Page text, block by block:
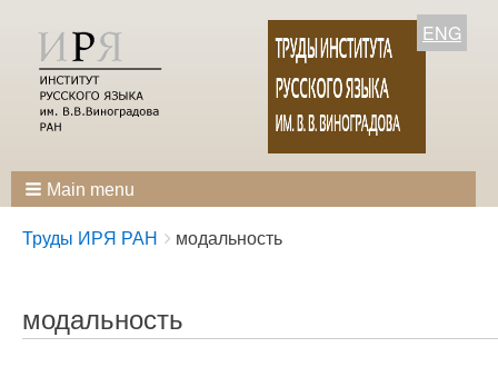
ENG
Main menu
Breadcrumbs
You
Труды ИРЯ РАН модальность
модальность